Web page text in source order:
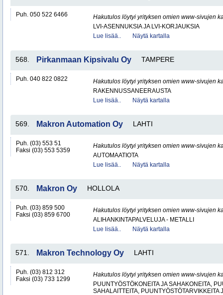
Puh. 050 522 6466
Hakutulos löytyi yrityksen omien www-sivujen
LVI-ASENNUKSIA JA LVI-KORJAUKSIA
Lue lisää..
Näytä kartalla
568. Pirkanmaan Kipsivalu Oy TAMPERE
Puh. 040 822 0822
Hakutulos löytyi yrityksen omien www-sivujen
RAKENNUSSANEERAUSTA
Lue lisää..
Näytä kartalla
569. Makron Automation Oy LAHTI
Puh. (03) 553 51
Faksi (03) 553 5359
Hakutulos löytyi yrityksen omien www-sivujen
AUTOMAATIOTA
Lue lisää..
Näytä kartalla
570. Makron Oy HOLLOLA
Puh. (03) 859 500
Faksi (03) 859 6700
Hakutulos löytyi yrityksen omien www-sivujen
ALIHANKINTAPALVELUJA - METALLI
Lue lisää..
Näytä kartalla
571. Makron Technology Oy LAHTI
Puh. (03) 812 312
Faksi (03) 733 1299
Hakutulos löytyi yrityksen omien www-sivujen
PUUNTYÖSTÖKONEITA JA SAHAKONEITA,
SAHALAITTEITA, PUUNTYÖSTÖTARVIKKEITA